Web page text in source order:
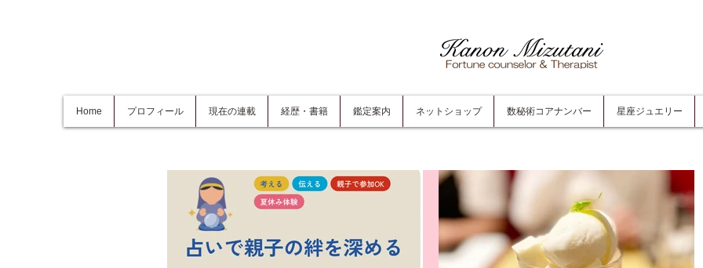
Home プロフィール 現在の連載 経歴・書籍 鑑定案内 ネットショップ 数秘術コアナンバー 星座ジュエリー